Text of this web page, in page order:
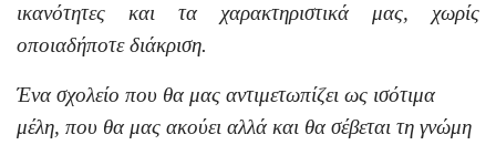
ικανότητες και τα χαρακτηριστικά μας, χωρίς
οποιαδήποτε διάκριση.
Ένα σχολείο που θα μας αντιμετωπίζει ως ισότιμα
μέλη, που θα μας ακούει αλλά και θα σέβεται τη γνώμη